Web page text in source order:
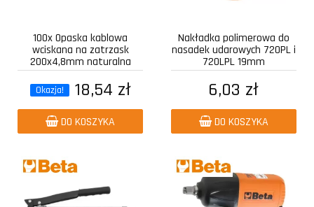
100x Opaska kablowa
wciskana na zatrzask
200x4,8mm naturalna
Okazja! 18,54 zł
DO KOSZYKA
Nakładka polimerowa do
nasadek udarowych 720PL i
720LPL 19mm
6,03 zł
DO KOSZYKA